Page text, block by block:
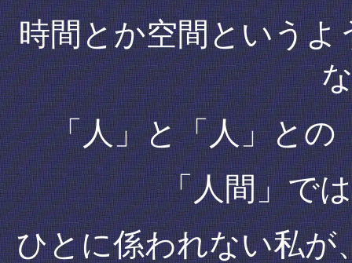
時間とか空間というよ
「人」と「人」との
「人間」で
ひとに係われない私が